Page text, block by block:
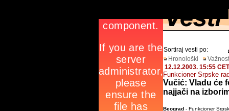
Sortiraj vesti po:
Hronološki
12.12.2003. 15:55 CET
Funkcioner Srpske
Vučić: Vladu će
najjači na
Beograd - Funkcioner